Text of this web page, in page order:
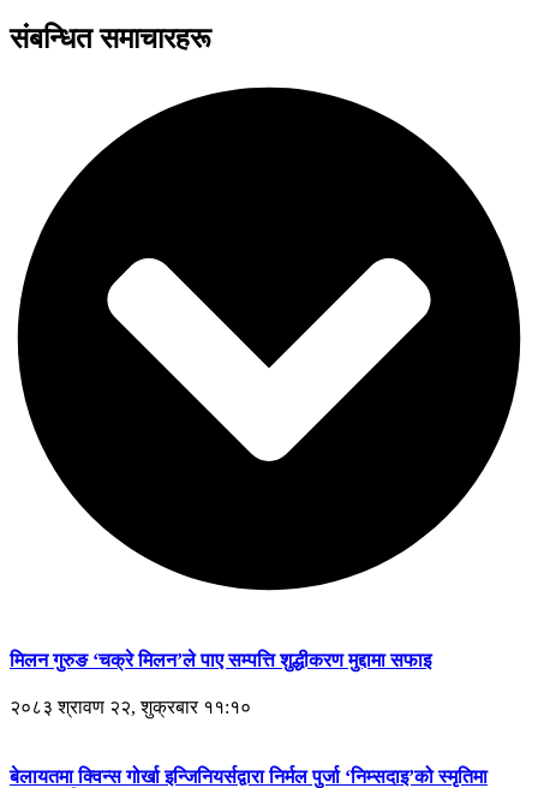
संबन्धित समाचारहरू
मिलन गुरुङ ‘चक्रे मिलन’ले पाए सम्पत्ति शुद्धीकरण मुद्दामा सफाइ
२०८३ श्रावण २२, शुक्रबार ११:१०
बेलायतमा क्विन्स गोर्खा इन्जिनियर्सद्वारा निर्मल पुर्जा ‘निम्सदाइ’को स्मृतिमा